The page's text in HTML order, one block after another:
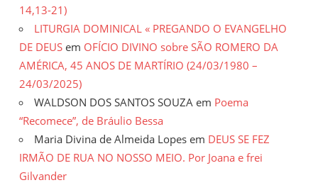
14,13-21)
LITURGIA DOMINICAL « PREGANDO O EVANGELHO
DE DEUS em OFÍCIO DIVINO sobre SÃO ROMERO DA
AMÉRICA, 45 ANOS DE MARTÍRIO (24/03/1980 –
24/03/2025)
WALDSON DOS SANTOS SOUZA em Poema
“Recomece”, de Bráulio Bessa
Maria Divina de Almeida Lopes em DEUS SE FEZ
IRMÃO DE RUA NO NOSSO MEIO. Por Joana e frei
Gilvander